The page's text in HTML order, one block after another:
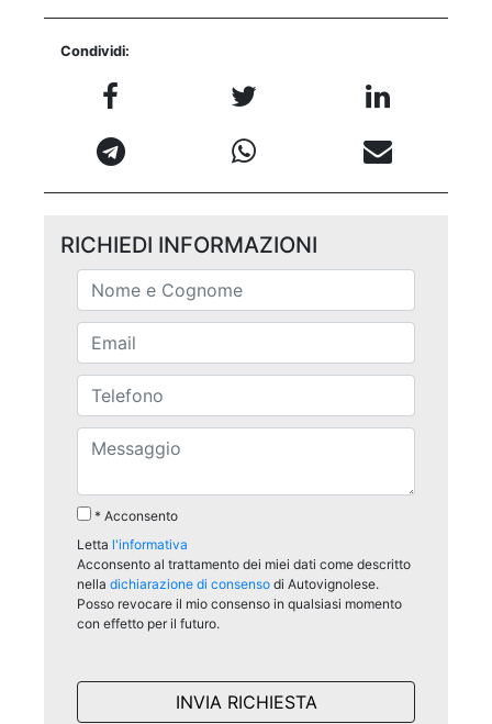
Condividi:
RICHIEDI INFORMAZIONI
* Acconsento
Letta l'informativa
Acconsento al trattamento dei miei dati come descritto
nella dichiarazione di consenso di Autovignolese.
Posso revocare il mio consenso in qualsiasi momento
con effetto per il futuro.